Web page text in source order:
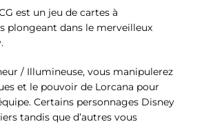
est un jeu de cartes à
plongeant dans le merveilleux
/ Illumineuse, vous manipulerez
et le pouvoir de Lorcana pour
Certains personnages Disney
tandis que d’autres vous